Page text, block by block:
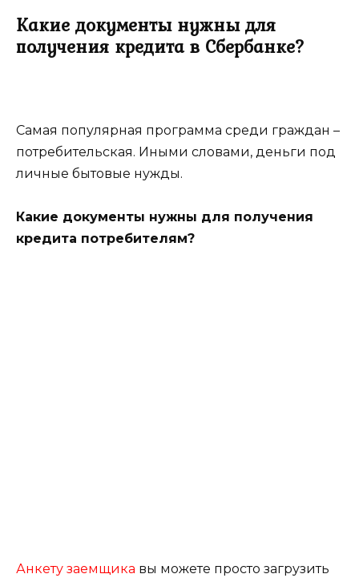
Какие документы нужны для
получения кредита в Сбербанке?
Самая популярная программа среди граждан –
потребительская. Иными словами, деньги под
личные бытовые нужды.
Какие документы нужны для получения
кредита потребителям?
Анкету заемщика вы можете просто загрузить